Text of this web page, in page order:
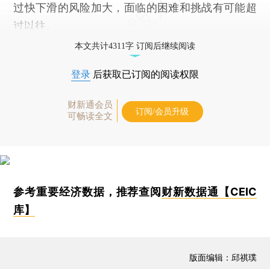
过快下滑的风险加大，面临的困难和挑战有可能超
过以往。
本文共计4311字 订阅后继续阅读
登录 后获取已订阅的阅读权限
财新通会员
可畅读全文
订阅/会员升级
参考重要经济数据，推荐查阅财新数据通【CEIC
库】
版面编辑：邱祺璞